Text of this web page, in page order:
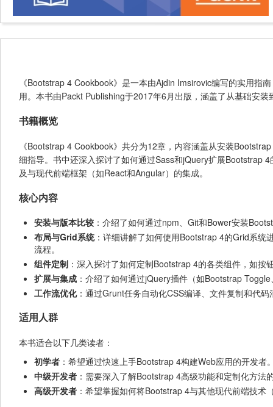
《Bootstrap 4 Cookbook》是一本由Ajdin Imsirovic编写的实用指
用。本书由Packt Publishing于2017年6月出版，涵盖了从基础安
书籍概览
《Bootstrap 4 Cookbook》共分为12章，内容涵盖从安装
细指导。书中还深入探讨了如何通过Sass和jQuery扩展Bootstrap
及与现代前端框架（如React和Angular）的集成。
核心内容
安装与版本比较 ：介绍了如何通过npm、Git和Bower安装
布局与Grid系统：详细讲解了如何使用Bootstrap 4的Grid系统
流程。
组件定制 ：深入探讨了如何定制Bootstrap 4的各类组件，如
扩展与集成 ：介绍了如何通过jQuery插件（如Bootstrap
工作流优化：通过Grunt任务自动化CSS编译、文件复制和代
适用人群
本书适合以下几类读者：
初学者 ：希望通过快速上手Bootstrap 4构建Web应用的开发者
中级开发者 ：需要深入了解Bootstrap 4高级功能和定制化方法
高级开发者 ：希望掌握如何将Bootstrap 4与其他现代前端技